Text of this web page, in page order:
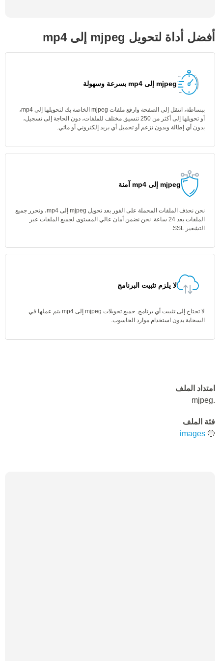
أفضل أداة لتحويل mjpeg إلى mp4
mjpeg إلى mp4 بسرعة وسهولة
ببساطة، انتقل إلى الصفحة وارفع ملفات mjpeg الخاصة بك لتحويلها إلى mp4،
أو تحويلها إلى أكثر من 250 تنسيق مختلف للملفات، دون الحاجة إلى تسجيل،
بدون أي إطالة وبدون تزعم أو تحميل أي بريد إلكتروني أو مائي.
mjpeg إلى mp4 آمنة
نحن نحذف الملفات المحملة على الفور بعد تحويل mjpeg إلى mp4، ونحرر جميع
الملفات بعد 24 ساعة. نحن نضمن أمان عالي المستوى لجميع الملفات عبر
التشفير SSL.
لا يلزم تثبيت البرنامج
لا تحتاج إلى تثبيت أي برنامج. جميع تحويلات mjpeg إلى mp4 يتم عملها في
السحابة بدون استخدام موارد الحاسوب.
امتداد الملف
.mjpeg
فئة الملف
🔵
images